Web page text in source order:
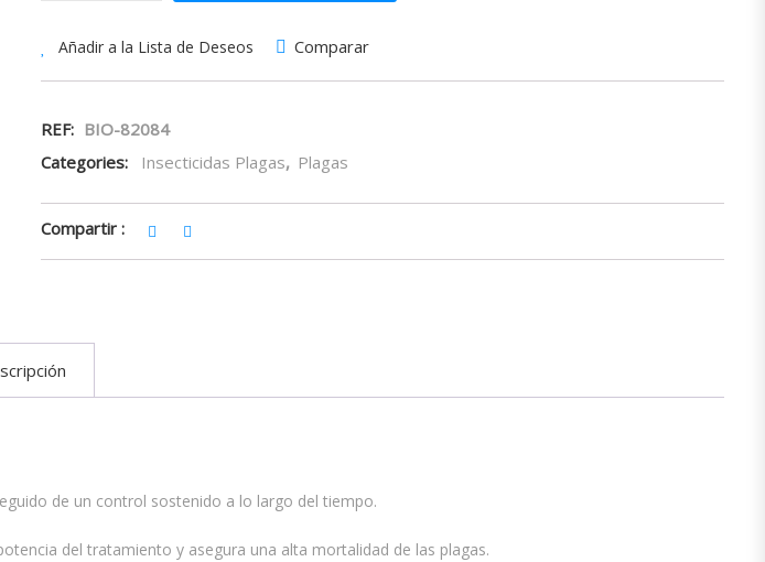
Añadir a la Lista de Deseos Comparar
REF: BIO-82084
Categories:
Insecticidas Plagas, Plagas
Compartir :
de un control sostenido a lo largo del tiempo.
del tratamiento y asegura una alta mortalidad de las plagas.